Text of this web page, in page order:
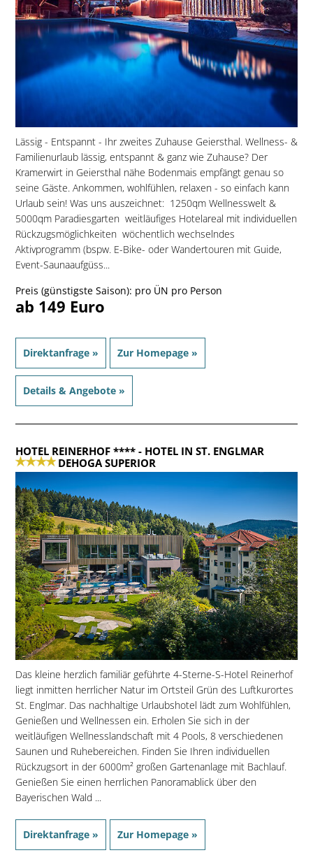
Lässig - Entspannt - Ihr zweites Zuhause Geiersthal. Wellness- &
Familienurlaub lässig, entspannt & ganz wie Zuhause? Der
Kramerwirt in Geiersthal nähe Bodenmais empfängt genau so
seine Gäste. Ankommen, wohlfühlen, relaxen - so einfach kann
Urlaub sein! Was uns auszeichnet:  1250qm Wellnesswelt &
5000qm Paradiesgarten  weitläufiges Hotelareal mit individuellen
Rückzugsmöglichkeiten  wöchentlich wechselndes
Aktivprogramm (bspw. E-Bike- oder Wandertouren mit Guide,
Event-Saunaaufgüss...
Preis (günstigste Saison): pro ÜN pro Person
ab 149 Euro
Direktanfrage » Zur Homepage »
Details & Angebote »
HOTEL REINERHOF ****- HOTEL IN ST. ENGLMAR
DEHOGA SUPERIOR
Das kleine herzlich familiär geführte 4-Sterne-S-Hotel Reinerhof
liegt inmitten herrlicher Natur im Ortsteil Grün des Luftkurortes
St. Englmar. Das nachhaltige Urlaubshotel lädt zum Wohlfühlen,
Genießen und Wellnessen ein. Erholen Sie sich in der
weitläufigen Wellnesslandschaft mit 4 Pools, 8 verschiedenen
Saunen und Ruhebereichen. Finden Sie Ihren individuellen
Rückzugsort in der 6000m² großen Gartenanlage mit Bachlauf.
Genießen Sie einen herrlichen Panoramablick über den
Bayerischen Wald ...
Direktanfrage » Zur Homepage »